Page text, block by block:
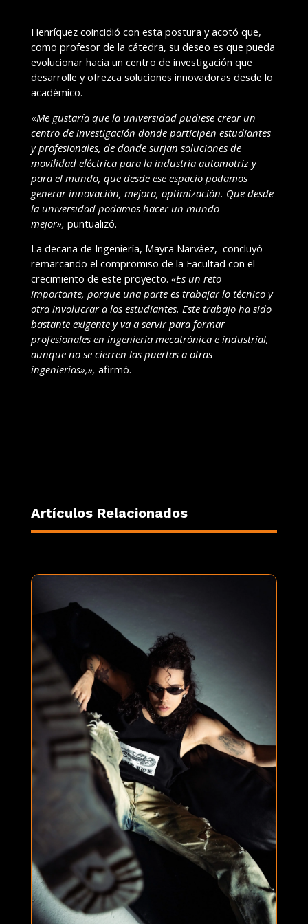
Henríquez coincidió con esta postura y acotó que,
como profesor de la cátedra, su deseo es que pueda
evolucionar hacia un centro de investigación que
desarrolle y ofrezca soluciones innovadoras desde lo
académico.
«Me gustaría que la universidad pudiese crear un
centro de investigación donde participen estudiantes
y profesionales, de donde surjan soluciones de
movilidad eléctrica para la industria automotriz y
para el mundo, que desde ese espacio podamos
generar innovación, mejora, optimización. Que desde
la universidad podamos hacer un mundo
mejor», puntualizó.
La decana de Ingeniería, Mayra Narváez, concluyó
remarcando el compromiso de la Facultad con el
crecimiento de este proyecto. «Es un reto
importante, porque una parte es trabajar lo técnico y
otra involucrar a los estudiantes. Este trabajo ha sido
bastante exigente y va a servir para formar
profesionales en ingeniería mecatrónica e industrial,
aunque no se cierren las puertas a otras
ingenierías»,», afirmó.
Artículos Relacionados